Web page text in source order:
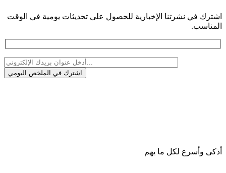
اشترك في نشرتنا الإخبارية للحصول على تحديثات يومية في الوقت
المناسب.
أذكى وأسرع لكل ما يهم